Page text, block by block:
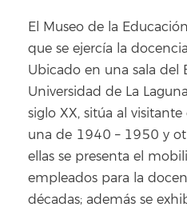
El Museo de la
que se ejercía la
Ubicado en una sala del
Universidad de La
siglo XX, sitúa al
una de 1940 – 1950 y
ellas se presenta el
empleados para la
décadas; además se